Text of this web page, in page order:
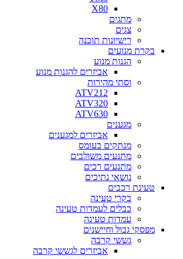
X80
מתגים
צגים
רישיונות תוכנה
בקרת מנועים
הגנות מנוע
אביזרים להגנות מנוע
וסתי מהירות
ATV212
ATV320
ATV630
מגענים
אביזרים למגענים
מנתקים בעומס
מתנעים משולבים
מתנעים רכים
נושאי נתיכים
טעינת רכבים
בקרי טעינה
כבלים לעמדות טעינה
עמדות טעינה
מפסקי גבול וחיישנים
גששי קרבה
אביזרים לגששי קרבה